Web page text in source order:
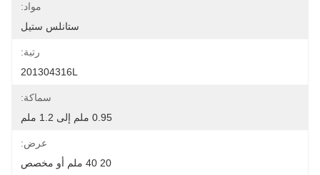
مواد:
ستانلس ستيل
رتبة:
201304316L
سماكة:
0.95 ملم إلى 1.2 ملم
عرض:
20 40 ملم أو مخصص